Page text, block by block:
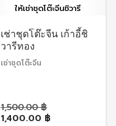
เช่าชุดโต๊ะจีน เก้าอี้ชิ
วารีทอง
เช่าชุดโต๊ะจีน
1,500.00฿
1,400.00 ฿Current